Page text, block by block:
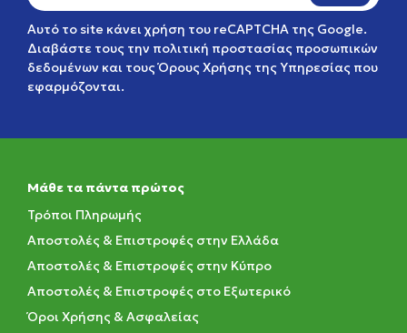
Αυτό το site κάνει χρήση του reCAPTCHA της Google.
Διαβάστε τους την πολιτική προστασίας προσωπικών
δεδομένων και τουςΌρους Χρήσης της Υπηρεσίας που
εφαρμόζονται.
Μάθε τα πάντα πρώτος
Τρόποι Πληρωμής
Αποστολές & Επιστροφές στην Ελλάδα
Αποστολές & Επιστροφές στην Κύπρο
Αποστολές & Επιστροφές στο Εξωτερικό
Όροι Χρήσης & Ασφαλείας